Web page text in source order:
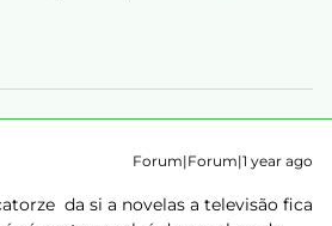
Forum|Forum|1 year ago
da si a novelas a televisão fica